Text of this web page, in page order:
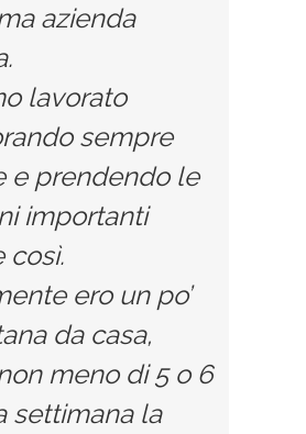
azienda
lavorato
sempre
e prendendo le
importanti
così.
ero un po’
da casa,
meno di 5 o 6
settimana la